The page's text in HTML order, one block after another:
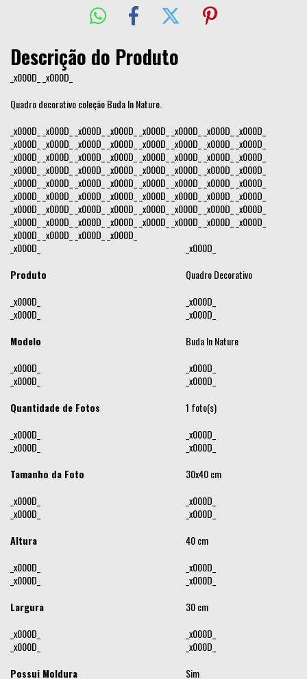
Descrição do Produto
_x000D_ _x000D_
Quadro decorativo coleção Buda In Nature.
_x000D_ _x000D_ _x000D_ _x000D_ _x000D_ _x000D_ _x000D_ _x000D_
_x000D_ _x000D_ _x000D_ _x000D_ _x000D_ _x000D_ _x000D_ _x000D_
_x000D_ _x000D_ _x000D_ _x000D_ _x000D_ _x000D_ _x000D_ _x000D_
_x000D_ _x000D_ _x000D_ _x000D_ _x000D_ _x000D_ _x000D_ _x000D_
_x000D_ _x000D_ _x000D_ _x000D_ _x000D_ _x000D_ _x000D_ _x000D_
_x000D_ _x000D_ _x000D_ _x000D_ _x000D_ _x000D_ _x000D_ _x000D_
_x000D_ _x000D_ _x000D_ _x000D_ _x000D_ _x000D_ _x000D_ _x000D_
_x000D_ _x000D_ _x000D_ _x000D_ _x000D_ _x000D_ _x000D_ _x000D_
_x000D_ _x000D_ _x000D_ _x000D_
_x000D_
Produto
_x000D_
_x000D_
Quadro Decorativo
_x000D_
_x000D_
Modelo
_x000D_
_x000D_
Buda In Nature
_x000D_
_x000D_
Quantidade de Fotos
_x000D_
_x000D_
1 foto(s)
_x000D_
_x000D_
Tamanho da Foto
_x000D_
_x000D_
30x40 cm
_x000D_
_x000D_
Altura
_x000D_
_x000D_
40 cm
_x000D_
_x000D_
Largura
_x000D_
_x000D_
30 cm
_x000D_
_x000D_
Possui Moldura
_x000D_
Sim